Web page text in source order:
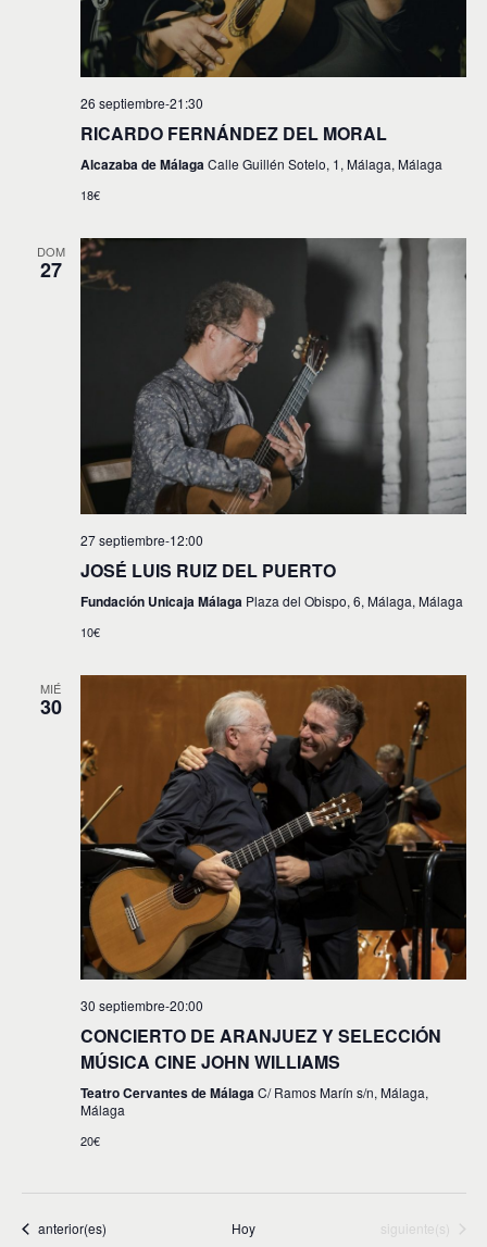
26 septiembre-21:30
RICARDO FERNÁNDEZ DEL MORAL
Alcazaba de MálagaCalle Guillén Sotelo, 1, Málaga, Málaga
18€
DOM
27
27 septiembre-12:00
JOSÉ LUIS RUIZ DEL PUERTO
Fundación Unicaja Málaga Plaza del Obispo, 6, Málaga, Málaga
10€
MIÉ
30
30 septiembre-20:00
CONCIERTO DE ARANJUEZ Y SELECCIÓN
MÚSICA CINE JOHN WILLIAMS
Teatro Cervantes de MálagaC/ Ramos Marín s/n, Málaga,
Málaga
20€
Eventos
anterior(es) Hoy Eventos
siguiente(s)